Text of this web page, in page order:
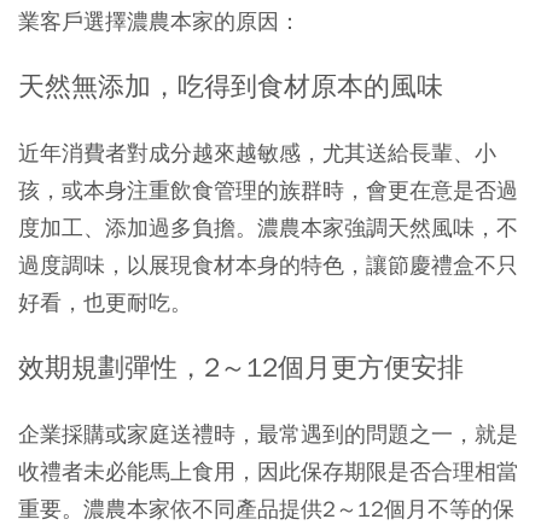
業客戶選擇濃農本家的原因：
天然無添加，吃得到食材原本的風味
近年消費者對成分越來越敏感，尤其送給長輩、小
孩，或本身注重飲食管理的族群時，會更在意是否過
度加工、添加過多負擔。濃農本家強調天然風味，不
過度調味，以展現食材本身的特色，讓節慶禮盒不只
好看，也更耐吃。
效期規劃彈性，2～12個月更方便安排
企業採購或家庭送禮時，最常遇到的問題之一，就是
收禮者未必能馬上食用，因此保存期限是否合理相當
重要。濃農本家依不同產品提供2～12個月不等的保